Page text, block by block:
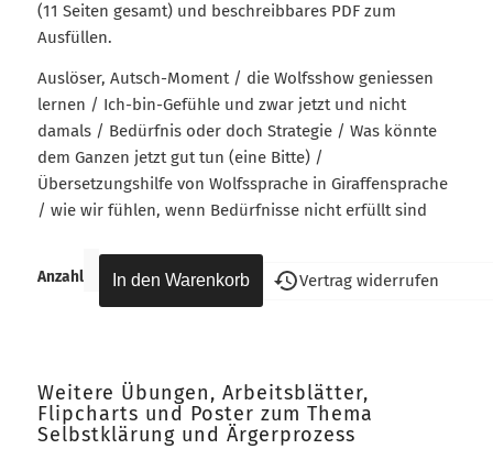
(11 Seiten gesamt) und beschreibbares PDF zum
Ausfüllen.
Auslöser, Autsch-Moment / die Wolfsshow geniessen
lernen / Ich-bin-Gefühle und zwar jetzt und nicht
damals / Bedürfnis oder doch Strategie / Was könnte
dem Ganzen jetzt gut tun (eine Bitte) /
Übersetzungshilfe von Wolfssprache in Giraffensprache
/ wie wir fühlen, wenn Bedürfnisse nicht erfüllt sind
Anzahl Vertrag widerrufen
Weitere Übungen, Arbeitsblätter,
Flipcharts und Poster zum Thema
Selbstklärung und Ärgerprozess